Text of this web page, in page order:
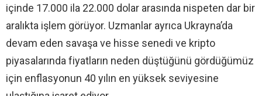
içinde 17.000 ila 22.000 dolar arasında nispeten dar bir
aralıkta işlem görüyor. Uzmanlar ayrıca Ukrayna’da
devam eden savaşa ve hisse senedi ve kripto
piyasalarında fiyatların neden düştüğünü gördüğümüz
için enflasyonun 40 yılın en yüksek seviyesine